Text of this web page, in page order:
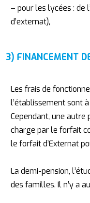
– pour les lycées : de
d’externat),
3) FINANCEMENT
Les frais de
l’établissement sont
Cependant, une autre
charge par le forfait
le forfait d’Externat
La demi-pension,
des familles. Il n’y a